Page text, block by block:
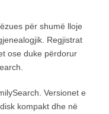
për shumë lloje
Regjistrat
ose duke përdorur
Versionet e
kompakt dhe në